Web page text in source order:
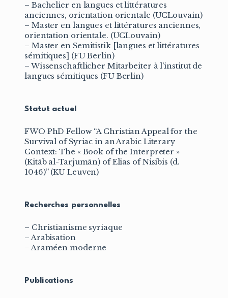
– Bachelier en langues et littératures
anciennes, orientation orientale (UCLouvain)
– Master en langues et littératures anciennes,
orientation orientale. (UCLouvain)
– Master en Semitistik [langues et littératures
sémitiques] (FU Berlin)
– Wissenschaftlicher Mitarbeiter à l’institut de
langues sémitiques (FU Berlin)
Statut actuel
FWO PhD Fellow “A Christian Appeal for the
Survival of Syriac in an Arabic Literary
Context: The « Book of the Interpreter »
(Kitāb al-Tarjumān) of Elias of Nisibis (d.
1046)” (KU Leuven)
Recherches personnelles
– Christianisme syriaque
– Arabisation
– Araméen moderne
Publications